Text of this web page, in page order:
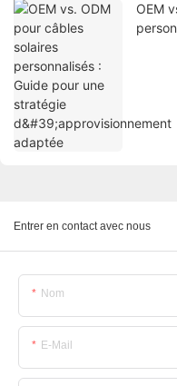
OEM
Entrer en contact avec nous
Nom
E-Mail